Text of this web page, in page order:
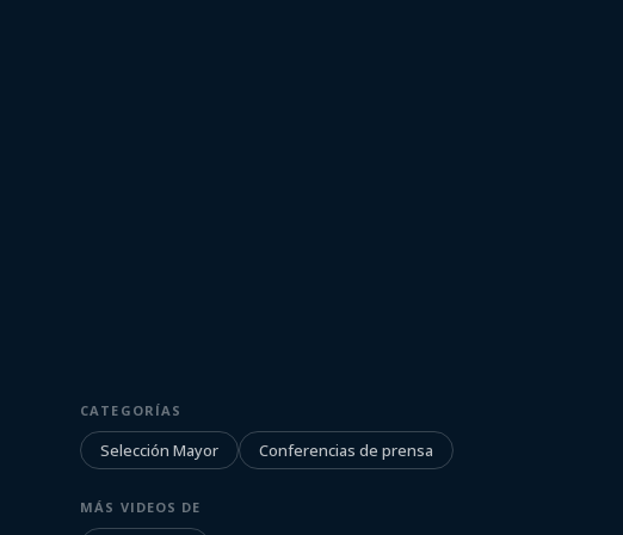
Conferencia de
Godín
CATEGORÍAS
Selección Mayor Conferencias de prensa
MÁS VIDEOS DE